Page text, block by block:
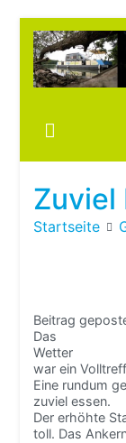
Inhalt
springen
Zuviel
Startseite
Beitrag
Das
Wetter
war ein
Eine rundum
zuviel essen.
Der erhöhte
toll. Das